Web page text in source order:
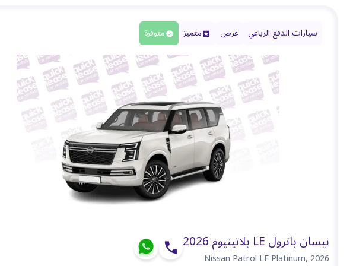
سيارات الدفع الرباعي عرض متميز متوفرة
نيسان باترول LE بلاتينيوم 2026
Nissan Patrol LE Platinum,2026